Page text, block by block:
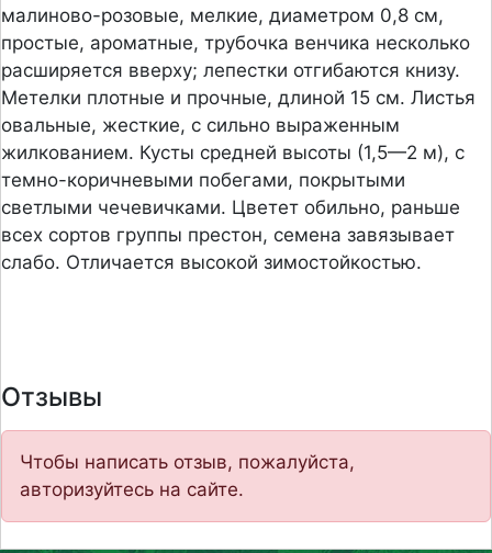
малиново-розовые, мелкие, диаметром 0,8 см,
простые, ароматные, трубочка венчика несколько
расширяется вверху; лепестки отгибаются книзу.
Метелки плотные и прочные, длиной 15 см. Листья
овальные, жесткие, с сильно выраженным
жилкованием. Кусты средней высоты (1,5—2 м), с
темно-коричневыми побегами, покрытыми
светлыми чечевичками. Цветет обильно, раньше
всех сортов группы престон, семена завязывает
слабо. Отличается высокой зимостойкостью.
Отзывы
Чтобы написать отзыв, пожалуйста,
авторизуйтесь на сайте.